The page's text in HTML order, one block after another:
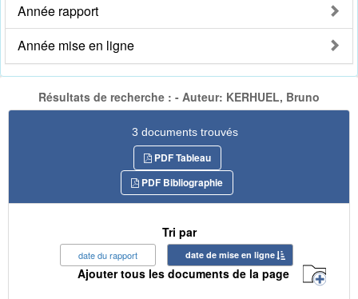
Année rapport
Année mise en ligne
Résultats de recherche : - Auteur: KERHUEL, Bruno
3 documents trouvés
PDF Tableau
PDF Bibliographie
Tri par
date du rapport date de mise en ligne
Ajouter tous les documents de la page